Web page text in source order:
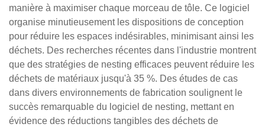
manière à maximiser chaque morceau de tôle. Ce logiciel
organise minutieusement les dispositions de conception
pour réduire les espaces indésirables, minimisant ainsi les
déchets. Des recherches récentes dans l'industrie montrent
que des stratégies de nesting efficaces peuvent réduire les
déchets de matériaux jusqu'à 35 %. Des études de cas
dans divers environnements de fabrication soulignent le
succès remarquable du logiciel de nesting, mettant en
évidence des réductions tangibles des déchets de